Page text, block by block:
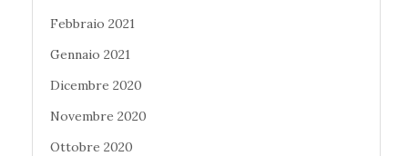
Febbraio 2021
Gennaio 2021
Dicembre 2020
Novembre 2020
Ottobre 2020